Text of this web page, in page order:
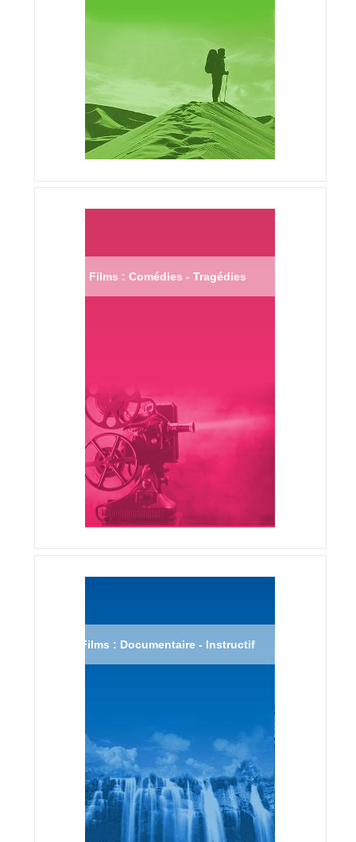
Films : Comédies - Tragédies
Films : Documentaire - Instructif